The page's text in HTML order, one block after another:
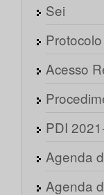
Sei
Acesso
PDI
Agenda
Agenda